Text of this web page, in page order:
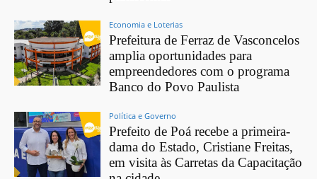
Economia e Loterias
Prefeitura de Ferraz de Vasconcelos
amplia oportunidades para
empreendedores com o programa
Banco do Povo Paulista
Política e Governo
Prefeito de Poá recebe a primeira-
dama do Estado, Cristiane Freitas,
em visita às Carretas da Capacitação